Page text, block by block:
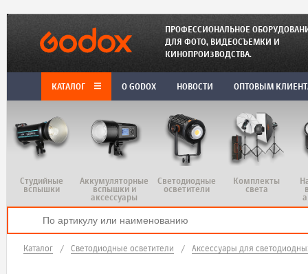
ПРОФЕССИОНАЛЬНОЕ
ДЛЯ ФОТО, ВИДЕОСЪЕМКИ И
КИНОПРОИЗВОДСТВА.
КАТАЛОГ O GODOX НОВОСТИ ОПТОВЫМ
Студийные
вспышки
Аккумуляторные
вспышки и
аксессуары
Светодиодные
осветители
Комплекты
света
Каталог / Светодиодные осветители / Аксессуары для